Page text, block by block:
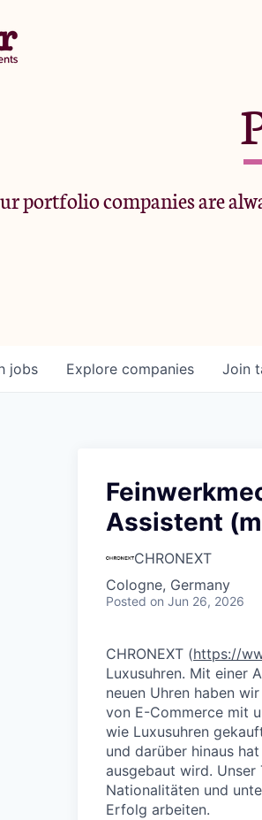
portfolio companies are
jobs Explore companies Join
Assistent
CHRONEXT
Cologne, Germany
Posted on Jun 26, 2026
CHRONEXT (https://
Luxusuhren. Mit einer
neuen Uhren haben
von E-Commerce mit
wie Luxusuhren
und darüber hinaus
ausgebaut wird.
Nationalitäten und
Erfolg arbeiten.